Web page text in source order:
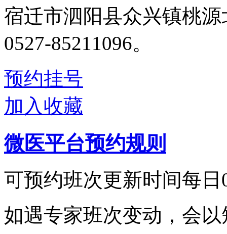
宿迁市泗阳县众兴镇桃
0527-85211096。
预约挂号
加入收藏
微医平台预约规则
可预约班次更新时间每日
如遇专家班次变动，会